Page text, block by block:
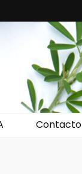
Contacto